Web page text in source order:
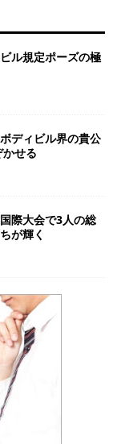
ル規定ポーズの極
ディビル界の貴公
せる
際大会で3人の総
が輝く